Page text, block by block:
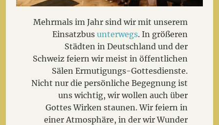
Mehrmals im Jahr sind wir mit unserem
Einsatzbusunterwegs. In größeren
Städten in Deutschland und der
Schweiz feiern wir meist in öffentlichen
Sälen Ermutigungs-Gottesdienste.
Nicht nur die persönliche Begegnung ist
uns wichtig, wir wollen auch über
Gottes Wirken staunen. Wir feiern in
einer Atmosphäre, in der wir Wunder